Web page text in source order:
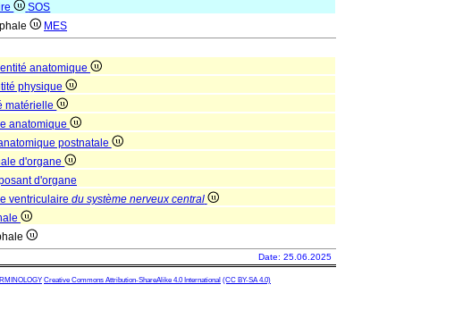
SOS
MES
entité anatomique
physique
matérielle
anatomique
postnatale
d'organe
d'organe
ventriculaire du système nerveux central
Date: 25.06.2025
Creative Commons Attribution-ShareAlike 4.0 International (CC BY-SA 4.0)